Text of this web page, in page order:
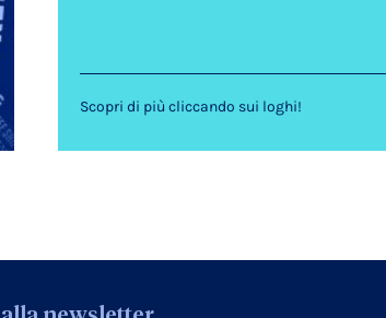
Scopri di più cliccando sui loghi!